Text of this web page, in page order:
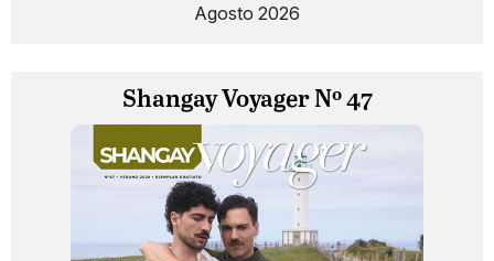
Agosto 2026
Shangay Voyager Nº 47